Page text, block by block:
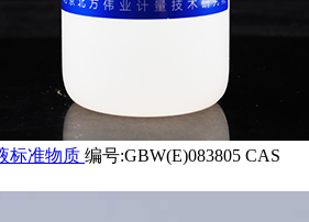
标准物质 编号:GBW(E)083805 CAS